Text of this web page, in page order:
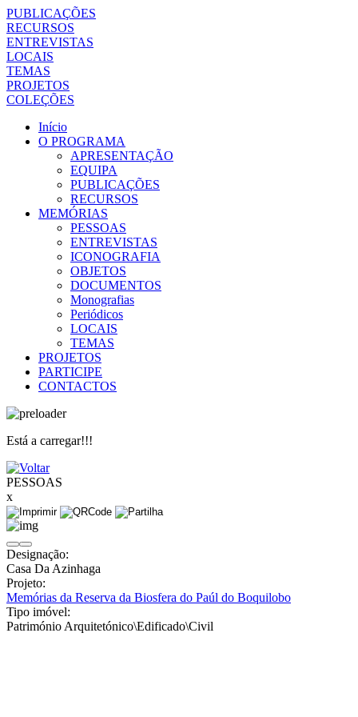
PUBLICAÇÕES
RECURSOS
ENTREVISTAS
LOCAIS
TEMAS
PROJETOS
COLEÇÕES
Início
O PROGRAMA
APRESENTAÇÃO
EQUIPA
PUBLICAÇÕES
RECURSOS
MEMÓRIAS
PESSOAS
ENTREVISTAS
ICONOGRAFIA
OBJETOS
DOCUMENTOS
Monografias
Periódicos
LOCAIS
TEMAS
PROJETOS
PARTICIPE
CONTACTOS
Está a carregar!!!
PESSOAS
x
Designação:
Casa Da Azinhaga
Projeto:
Memórias da Reserva da Biosfera do Paúl do Boquilobo
Tipo imóvel:
Património Arquitetónico\Edificado\Civil